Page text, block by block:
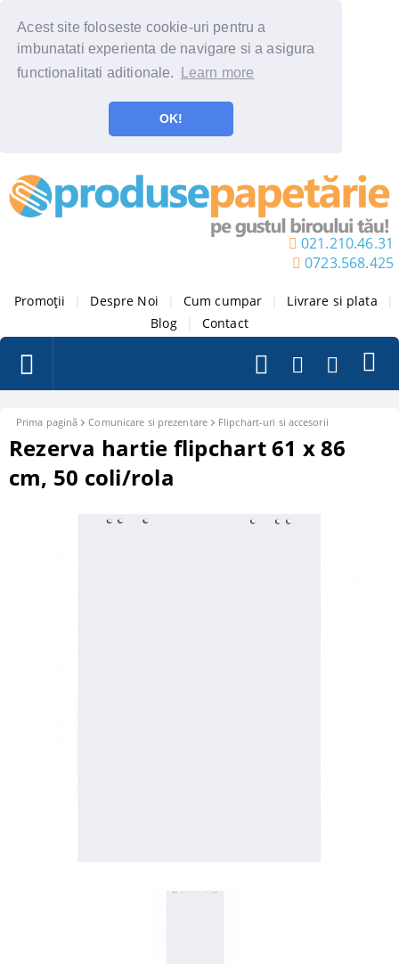
Acest site foloseste cookie-uri pentru a
imbunatati experienta de navigare si a asigura
functionalitati aditionale.
Learn more
OK!
021.210.46.31
0723.568.425
Promoții Despre Noi Cum cumpar Livrare si plata
Blog
Contact
Prima pagină Comunicare si prezentare Flipchart-uri si accesorii
Rezerva hartie flipchart 61 x 86
cm, 50 coli/rola